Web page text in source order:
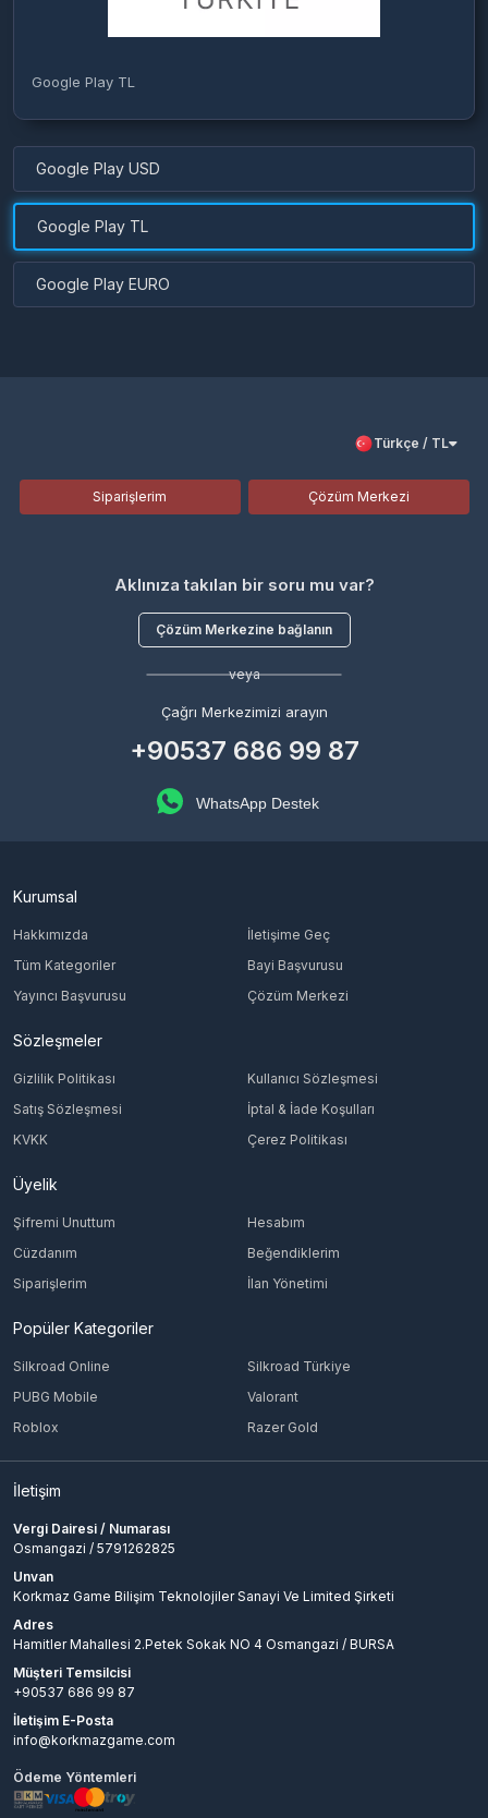
Google Play TL
Google Play USD
Google Play TL
Google Play EURO
Türkçe / TL
Siparişlerim Çözüm Merkezi
Aklınıza takılan bir soru mu var?
Çözüm Merkezine bağlanın
veya
Çağrı Merkezimizi arayın
+90537 686 99 87
WhatsApp Destek
Kurumsal
Hakkımızda
İletişime Geç
Tüm Kategoriler
Bayi Başvurusu
Yayıncı Başvurusu
Çözüm Merkezi
Sözleşmeler
Gizlilik Politikası
Kullanıcı Sözleşmesi
Satış Sözleşmesi
İptal & İade Koşulları
KVKK
Çerez Politikası
Üyelik
Şifremi Unuttum
Hesabım
Cüzdanım
Beğendiklerim
Siparişlerim
İlan Yönetimi
Popüler Kategoriler
Silkroad Online
Silkroad Türkiye
PUBG Mobile
Valorant
Roblox
Razer Gold
İletişim
Vergi Dairesi / Numarası
Osmangazi / 5791262825
Unvan
Korkmaz Game Bilişim Teknolojiler Sanayi Ve Limited Şirketi
Adres
Hamitler Mahallesi 2.Petek Sokak NO 4 Osmangazi / BURSA
Müşteri Temsilcisi
+90537 686 99 87
İletişim E-Posta
info@korkmazgame.com
Ödeme Yöntemleri